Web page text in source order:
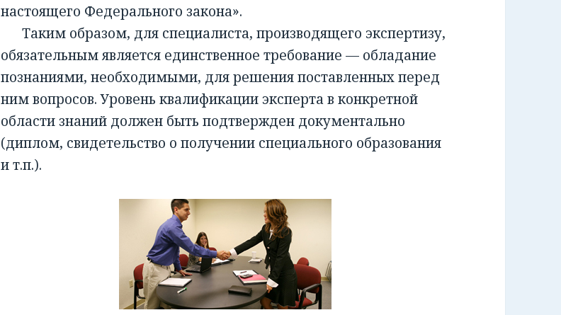
настоящего Федерального закона».
Таким образом, для специалиста, производящего экспертизу,
обязательным является единственное требование — обладание
познаниями, необходимыми, для решения поставленных перед
ним вопросов. Уровень квалификации эксперта в конкретной
области знаний должен быть подтвержден документально
(диплом, свидетельство о получении специального образования
и т.п.).